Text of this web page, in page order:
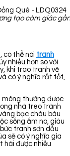
tạo cảm giác
có thể nói tranh
nhiều hơn so với
khi trao tranh vẽ
có ý nghĩa rất tốt,
mông thường được
nhà treo trành
bạc châu báu
sống ấm no, giàu
tranh sơn dầu
sẽ có ý nghĩa gia
hái được nhiều